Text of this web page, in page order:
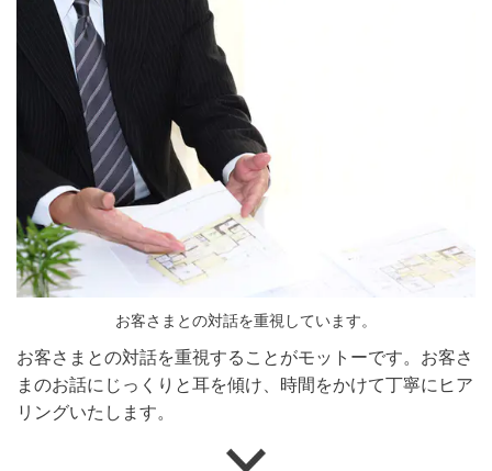
お客さまとの対話を重視しています。
お客さまとの対話を重視することがモットーです。お客さ
まのお話にじっくりと耳を傾け、時間をかけて丁寧にヒア
リングいたします。